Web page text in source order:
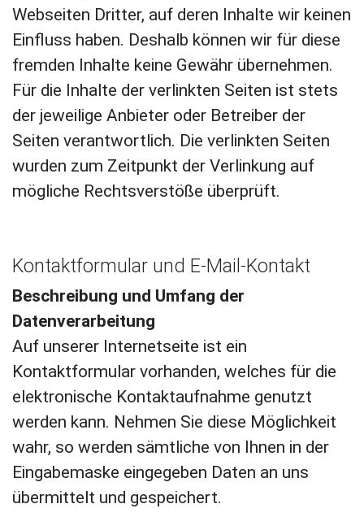
Webseiten Dritter, auf deren Inhalte wir keinen
Einfluss haben. Deshalb können wir für diese
fremden Inhalte keine Gewähr übernehmen.
Für die Inhalte der verlinkten Seiten ist stets
der jeweilige Anbieter oder Betreiber der
Seiten verantwortlich. Die verlinkten Seiten
wurden zum Zeitpunkt der Verlinkung auf
mögliche Rechtsverstöße überprüft.
Kontaktformular und E-Mail-Kontakt
Beschreibung und Umfang der
Datenverarbeitung
Auf unserer Internetseite ist ein
Kontaktformular vorhanden, welches für die
elektronische Kontaktaufnahme genutzt
werden kann. Nehmen Sie diese Möglichkeit
wahr, so werden sämtliche von Ihnen in der
Eingabemaske eingegeben Daten an uns
übermittelt und gespeichert.